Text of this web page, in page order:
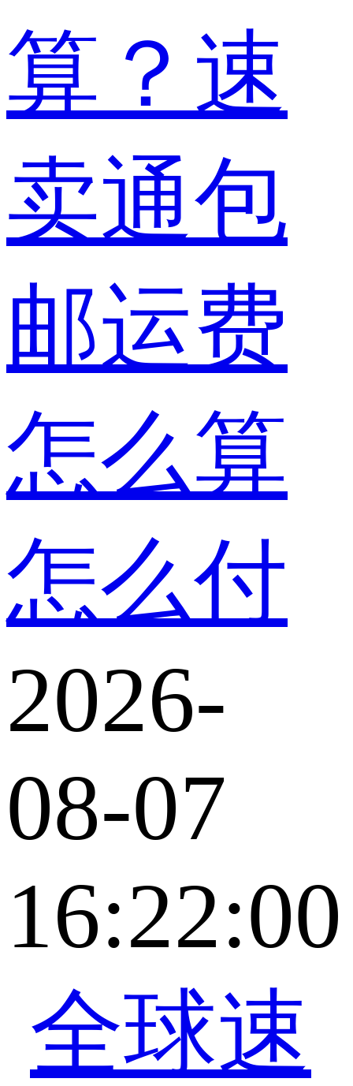
算？速
卖通包
邮运费
怎么算
怎么付
2026-
08-07
16:22:00
全球速